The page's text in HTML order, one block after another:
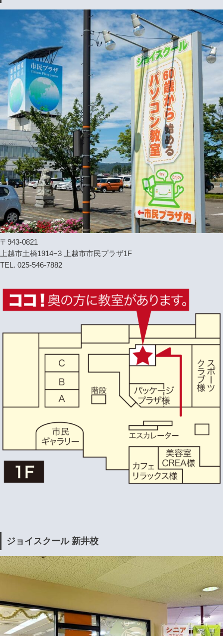
〒943-0821
上越市土橋1914−3 上越市市民プラザ1F
TEL. 025-546-7882
ジョイスクール 新井校